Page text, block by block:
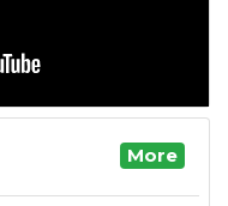
More